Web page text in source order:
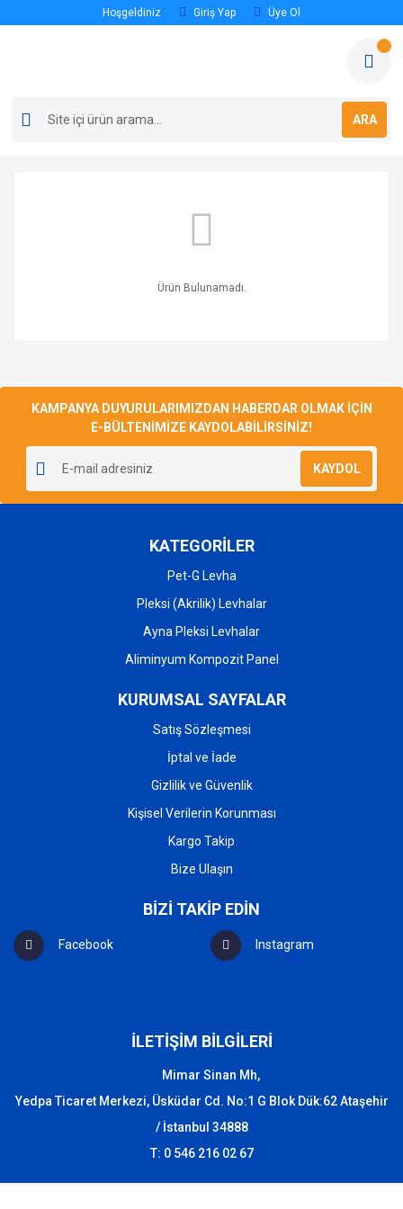
Hoşgeldiniz Giriş Yap Üye Ol
ARA
Ürün Bulunamadı.
KAMPANYA DUYURULARIMIZDAN HABERDAR OLMAK İÇİN
E-BÜLTENİMİZE KAYDOLABİLİRSİNİZ!
KAYDOL
KATEGORİLER
Pet-G Levha
Pleksi (Akrilik) Levhalar
Ayna Pleksi Levhalar
Aliminyum Kompozit Panel
KURUMSAL SAYFALAR
Satış Sözleşmesi
İptal ve İade
Gizlilik ve Güvenlik
Kişisel Verilerin Korunması
Kargo Takip
Bize Ulaşın
BİZİ TAKİP EDİN
Facebook Instagram
İLETİŞİM BİLGİLERİ
Mimar Sinan Mh,
Yedpa Ticaret Merkezi, Üsküdar Cd. No:1 G Blok Dük:62 Ataşehir
/ İstanbul 34888
T: 0 546 216 02 67